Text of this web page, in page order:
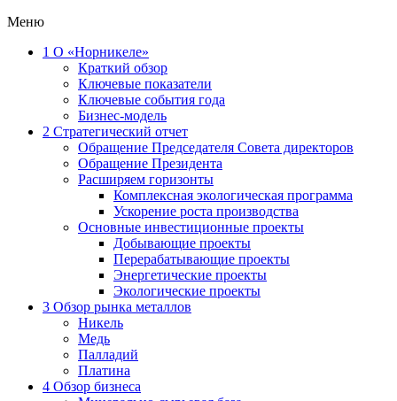
Меню
1 О «Норникеле»
Краткий обзор
Ключевые показатели
Ключевые события года
Бизнес-модель
2 Стратегический отчет
Обращение Председателя Совета директоров
Обращение Президента
Расширяем горизонты
Комплексная экологическая программа
Ускорение роста производства
Основные инвестиционные проекты
Добывающие проекты
Перерабатывающие проекты
Энергетические проекты
Экологические проекты
3 Обзор рынка металлов
Никель
Медь
Палладий
Платина
4 Обзор бизнеса